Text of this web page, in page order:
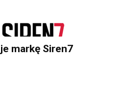
markę Siren7